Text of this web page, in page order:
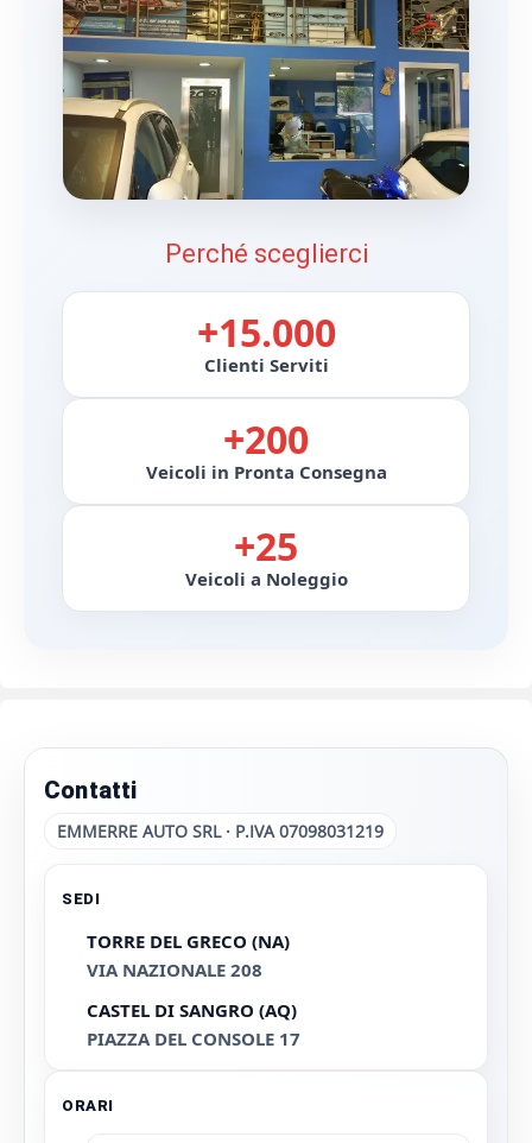
Perché sceglierci
+15.000
Clienti Serviti
+200
Veicoli in Pronta Consegna
+25
Veicoli a Noleggio
Contatti
EMMERRE AUTO SRL · P.IVA 07098031219
SEDI
TORRE DEL GRECO (NA)
VIA NAZIONALE 208
CASTEL DI SANGRO (AQ)
PIAZZA DEL CONSOLE 17
ORARI